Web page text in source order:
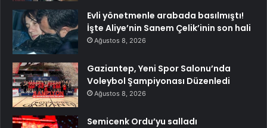
Evli yönetmenle arabada basılmıştı!
İşte Aliye’nin Sanem Çelik’inin son hali
Ağustos 8, 2026
Gaziantep, Yeni Spor Salonu’nda
Voleybol Şampiyonası Düzenledi
Ağustos 8, 2026
Semicenk Ordu’yu salladı